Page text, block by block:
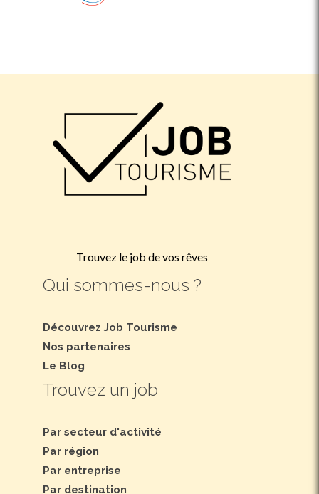
Trouvez le job de vos rêves
Qui sommes-nous ?
Découvrez Job Tourisme
Nos partenaires
Le Blog
Trouvez un job
Par secteur d'activité
Par région
Par entreprise
Par destination